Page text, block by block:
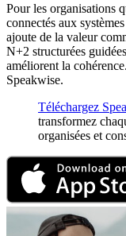
Pour les organisations
connectés aux
ajoute de la valeur
N+2 structurées
améliorent la
Speakwise.
Téléchargez
transformez
organisées et